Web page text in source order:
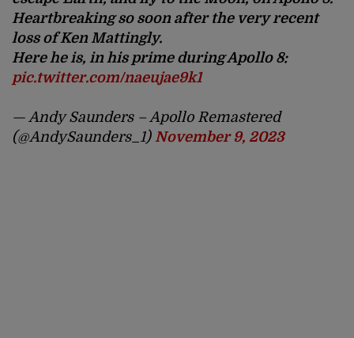
Heartbreaking so soon after the very recent
loss of Ken Mattingly.
Here he is, in his prime during Apollo 8:
pic.twitter.com/naeujae9k1
— Andy Saunders – Apollo Remastered
(@AndySaunders_1) November 9, 2023